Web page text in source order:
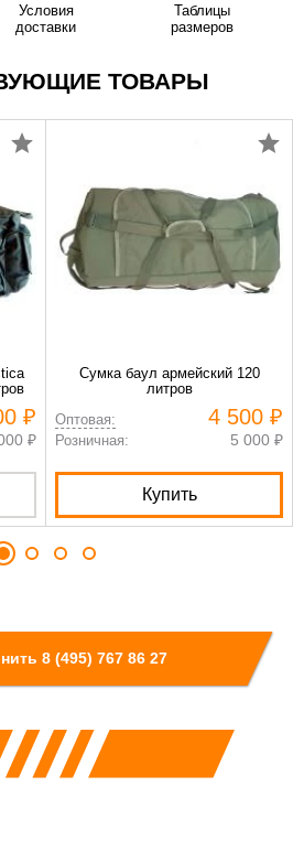
Условия
доставки
Таблицы
размеров
ТОВАРЫ
₽
₽
Сумка баул армейский 120
литров
Оптовая:
4 500 ₽
Розничная: 5 000 ₽
Купить
8 (495) 767 86 27